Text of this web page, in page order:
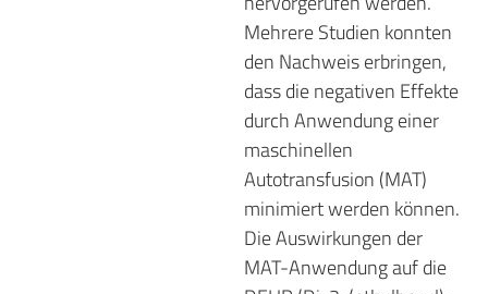
Mehrere Studien konnten
den Nachweis erbringen,
dass die negativen Effekte
durch Anwendung einer
maschinellen
Autotransfusion (MAT)
minimiert werden können.
Die Auswirkungen der
MAT-Anwendung auf die